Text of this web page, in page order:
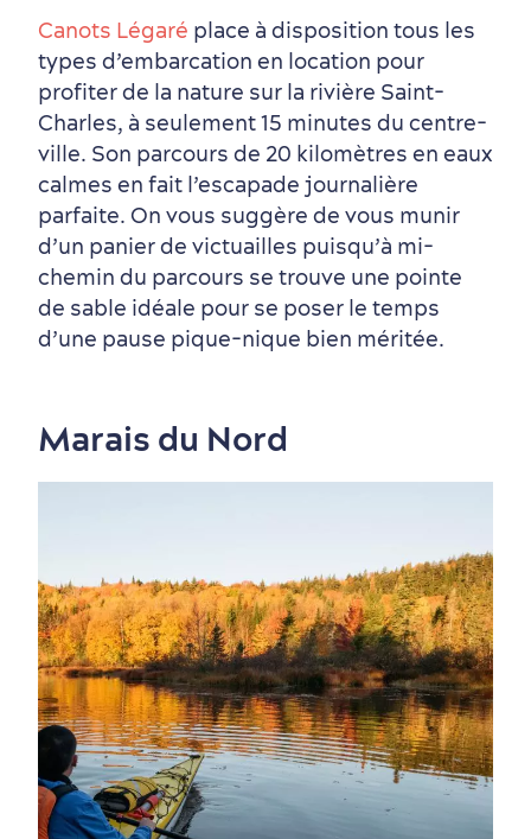
Culture animée
Nature à proximité
écoresponsable
Canots Légaré place à disposition tous les
types d’embarcation en location pour
profiter de la nature sur la rivière Saint-
Charles, à seulement 15 minutes du centre-
ville. Son parcours de 20 kilomètres en eaux
calmes en fait l’escapade journalière
parfaite. On vous suggère de vous munir
d’un panier de victuailles puisqu’à mi-
chemin du parcours se trouve une pointe
de sable idéale pour se poser le temps
d’une pause pique-nique bien méritée.
Marais du Nord